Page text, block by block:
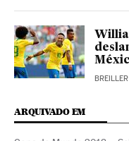
ARQUIVADO EM